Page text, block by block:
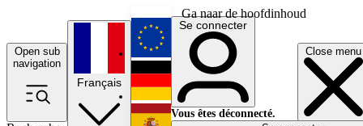
Ga naar de hoofdinhoud
Open sub
navigation
Close menu
Français
English
Deutsch
Se connecter
Vous êtes déconnecté.